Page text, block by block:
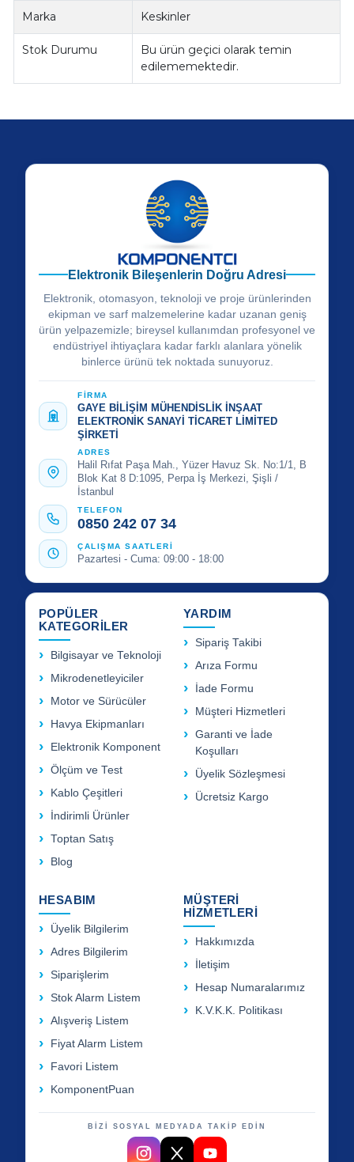
Marka Keskinler
Stok Durumu
Bu ürün geçici olarak temin
edilememektedir.
Elektronik Bileşenlerin Doğru Adresi
Elektronik, otomasyon, teknoloji ve proje ürünlerinden
ekipman ve sarf malzemelerine kadar uzanan geniş
ürün yelpazemizle; bireysel kullanımdan profesyonel ve
endüstriyel ihtiyaçlara kadar farklı alanlara yönelik
binlerce ürünü tek noktada sunuyoruz.
FİRMA
GAYE BİLİŞİM MÜHENDİSLİK İNŞAAT
ELEKTRONİK SANAYİ TİCARET LİMİTED
ŞİRKETİ
ADRES
Halil Rıfat Paşa Mah., Yüzer Havuz Sk. No:1/1, B
Blok Kat 8 D:1095, Perpa İş Merkezi, Şişli /
İstanbul
TELEFON
0850 242 07 34
ÇALIŞMA SAATLERİ
Pazartesi - Cuma: 09:00 - 18:00
POPÜLER
KATEGORİLER
Bilgisayar ve Teknoloji
Mikrodenetleyiciler
Motor ve Sürücüler
Havya Ekipmanları
Elektronik Komponent
Ölçüm ve Test
Kablo Çeşitleri
İndirimli Ürünler
Toptan Satış
Blog
YARDIM
Sipariş Takibi
Arıza Formu
İade Formu
Müşteri Hizmetleri
Garanti ve İade
Koşulları
Üyelik Sözleşmesi
Ücretsiz Kargo
HESABIM
Üyelik Bilgilerim
Adres Bilgilerim
Siparişlerim
Stok Alarm Listem
Alışveriş Listem
Fiyat Alarm Listem
Favori Listem
KomponentPuan
MÜŞTERİ
HİZMETLERİ
Hakkımızda
İletişim
Hesap Numaralarımız
K.V.K.K. Politikası
BİZİ SOSYAL MEDYADA TAKİP EDİN